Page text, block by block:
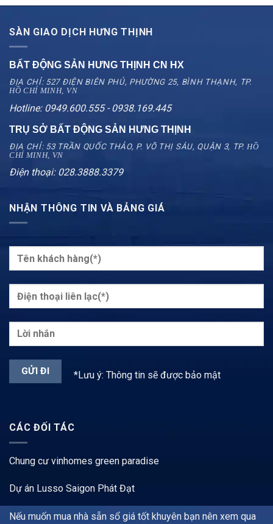
SÀN GIAO DỊCH HƯNG THỊNH
BẤT ĐỘNG SẢN HƯNG THỊNH CN HX
ĐỊA CHỈ: 527 ĐIỆN BIÊN PHỦ, PHƯỜNG 25, BÌNH THẠNH, TP.
HỒ CHÍ MINH, VN
Hotline: 0949.600.555 - 0938.169.445
TRỤ SỞ BẤT ĐỘNG SẢN HƯNG THỊNH
ĐỊA CHỈ: 53 TRẦN QUỐC THẢO, P. VÕ THỊ SÁU, QUẬN 3, TP. HỒ
CHÍ MINH, VN
Điện thoại: 028.3888.3379
NHẬN THÔNG TIN VÀ BẢNG GIÁ
*Lưu ý: Thông tin sẽ được bảo mật
CÁC ĐỐI TÁC
Chung cư vinhomes green paradise
Dự án Lusso Saigon Phát Đạt
Nếu muốn mua nhà sẵn sổ giá tốt khuyên bạn nên xem qua